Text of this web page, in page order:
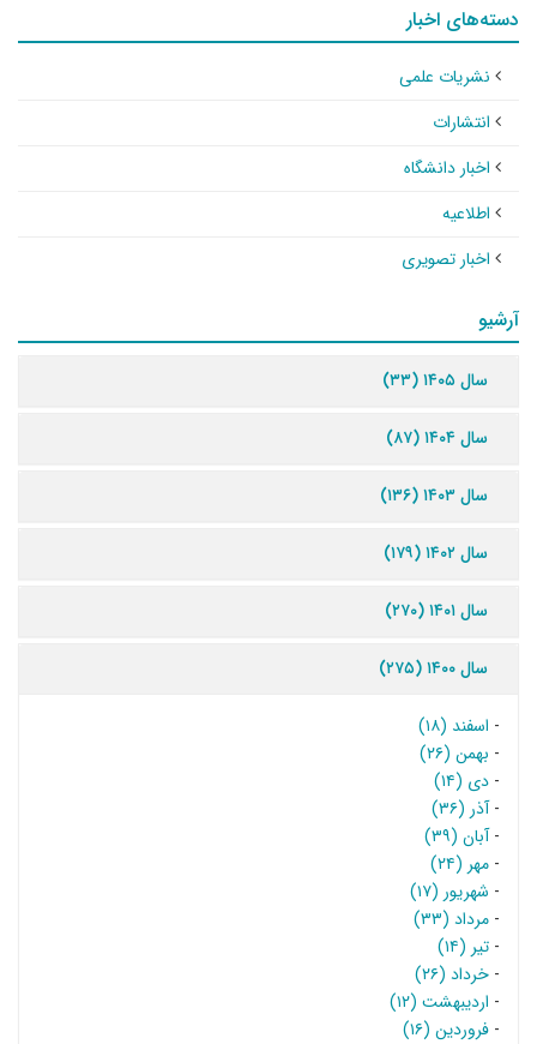
دسته‌های اخبار
نشریات علمی
انتشارات
اخبار دانشگاه
اطلاعیه
اخبار تصویری
آرشیو
سال ۱۴۰۵ (۳۳)
سال ۱۴۰۴ (۸۷)
سال ۱۴۰۳ (۱۳۶)
سال ۱۴۰۲ (۱۷۹)
سال ۱۴۰۱ (۲۷۰)
سال ۱۴۰۰ (۲۷۵)
- اسفند (۱۸)
- بهمن (۲۶)
- دی (۱۴)
-آذر (۳۶)
-آبان (۳۹)
- مهر (۲۴)
- شهریور (۱۷)
- مرداد (۳۳)
- تیر (۱۴)
- خرداد (۲۶)
- اردیبهشت (۱۲)
- فروردین (۱۶)